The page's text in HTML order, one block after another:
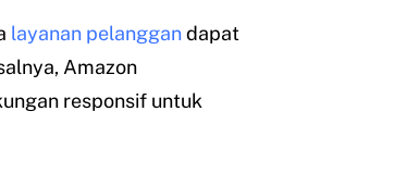
layanan pelanggandapat
Amazon
responsif untuk